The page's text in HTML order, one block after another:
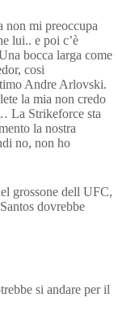
non mi preoccupa
lui.. e poi c’è
bocca larga come
cosi
Andre Arlovski.
la mia non credo
La Strikeforce sta
la nostra
no, non ho
grossone dell UFC,
dovrebbe
si andare per il